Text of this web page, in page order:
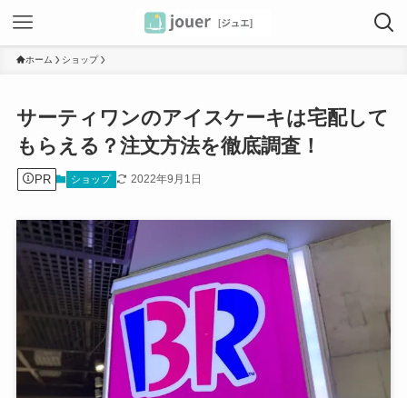
ホーム ショップ
サーティワンのアイスケーキは宅配して
もらえる？注文方法を徹底調査！
PR ショップ 2022年9月1日